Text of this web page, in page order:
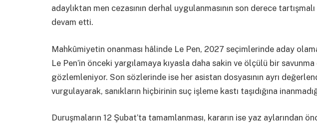
adaylıktan men cezasının derhal uygulanmasının son derece
devam etti.
Mahkûmiyetin onanması hâlinde Le Pen, 2027 seçimlerinde aday
Le Pen’in önceki yargılamaya kıyasla daha sakin ve ölçülü bir
gözlemleniyor. Son sözlerinde ise her asistan dosyasının ayrı
vurgulayarak, sanıkların hiçbirinin suç işleme kastı taşıdığına
Duruşmaların 12 Şubat’ta tamamlanması, kararın ise yaz aylarından